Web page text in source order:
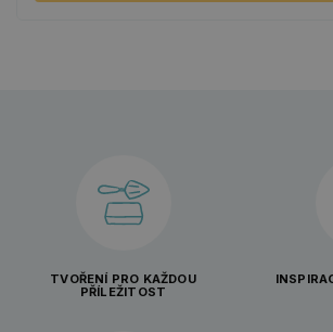
TVOŘENÍ PRO KAŽDOU
PŘÍLEŽITOST